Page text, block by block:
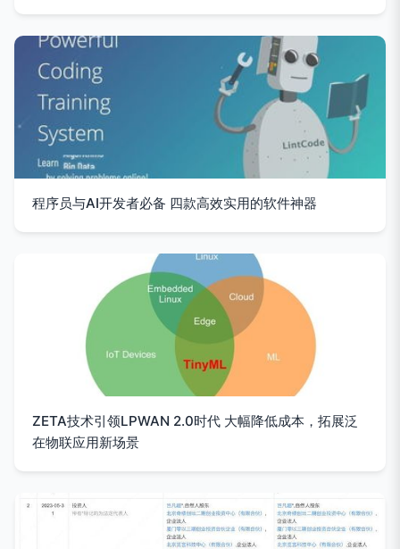
程序员与AI开发者必备 四款高效实用的软件神器
ZETA技术引领LPWAN 2.0时代 大幅降低成本，拓展泛
在物联应用新场景